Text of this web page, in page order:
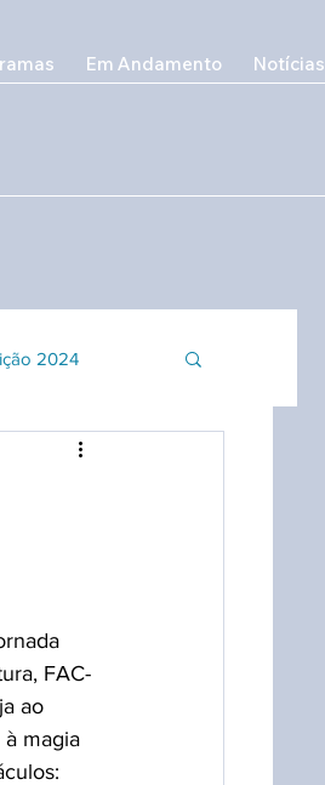
Em Andamento Notícias
2024
FAC-
ao
magia